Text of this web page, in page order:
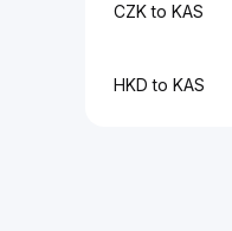
CZK to KAS
HKD to KAS